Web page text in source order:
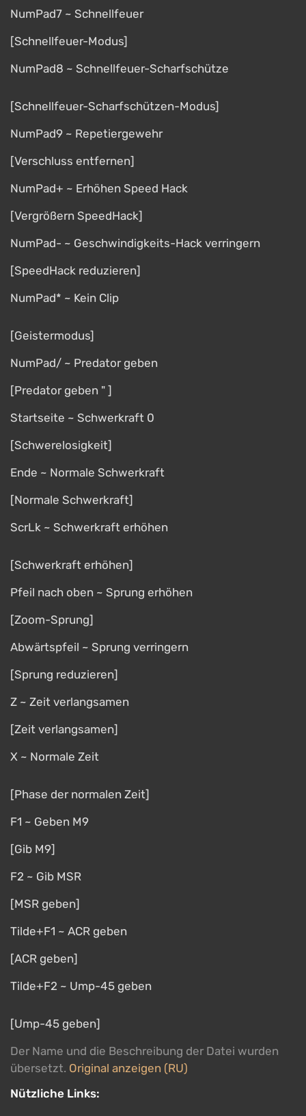
NumPad7 ~ Schnellfeuer
[Schnellfeuer-Modus]
NumPad8 ~ Schnellfeuer-Scharfschütze
[Schnellfeuer-Scharfschützen-Modus]
NumPad9 ~ Repetiergewehr
[Verschluss entfernen]
NumPad+ ~ Erhöhen Speed ​​Hack
[Vergrößern SpeedHack]
NumPad- ~ Geschwindigkeits-Hack verringern
[SpeedHack reduzieren]
NumPad* ~ Kein Clip
[Geistermodus]
NumPad/ ~ Predator geben
[Predator geben " ]
Startseite ~ Schwerkraft 0
[Schwerelosigkeit]
Ende ~ Normale Schwerkraft
[Normale Schwerkraft]
ScrLk ~ Schwerkraft erhöhen
[Schwerkraft erhöhen]
Pfeil nach oben ~ Sprung erhöhen
[Zoom-Sprung]
Abwärtspfeil ~ Sprung verringern
[Sprung reduzieren]
Z ~ Zeit verlangsamen
[Zeit verlangsamen]
X ~ Normale Zeit
[Phase der normalen Zeit]
F1 ~ Geben M9
[Gib M9]
F2 ~ Gib MSR
[MSR geben]
Tilde+F1 ~ ACR geben
[ACR geben]
Tilde+F2 ~ Ump-45 geben
[Ump-45 geben]
Der Name und die Beschreibung der Datei wurden
übersetzt. Original anzeigen (RU)
Nützliche Links: